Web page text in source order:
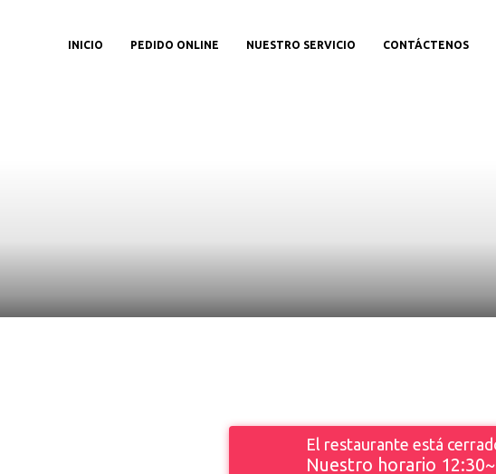
INICIO PEDIDO ONLINE NUESTRO SERVICIO CONTÁCTENOS
El restaurante está
Nuestro horario